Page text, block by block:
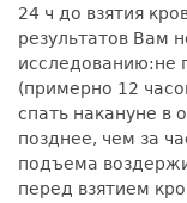
24 ч до взятия
результатов Вам
исследованию:не
(примерно 12
спать накануне в
позднее, чем за
подъема
перед взятием